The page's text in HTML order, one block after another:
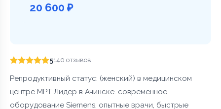
20 600 ₽
5140 отзывов
Репродуктивный статус: (женский) в медицинском
центре МРТ Лидер в Ачинске. современное
оборудование Siemens, опытные врачи, быстрые